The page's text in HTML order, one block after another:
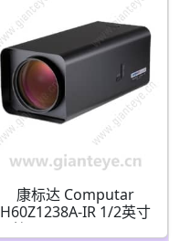
头 适用于宽带使用(C接
口)
康标达 Computar
H60Z1238A-IR 1/2英寸
C接口 25-1500mm 60